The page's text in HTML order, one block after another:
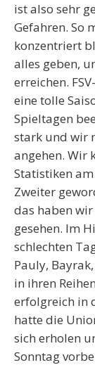
ist also sehr
Gefahren. So
konzentriert
alles geben,
erreichen.
eine tolle
Spieltagen
stark und wir
angehen. Wir
Statistiken
Zweiter
das haben
gesehen. Im
schlechten
Pauly,
in ihren
erfolgreich in
hatte die
sich erholen
Sonntag